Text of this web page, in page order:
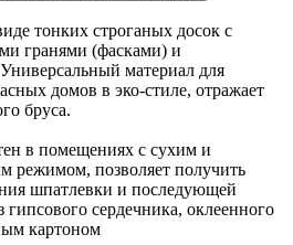
тонких строганых досок с
гранями (фасками) и
материал для
домов в эко-стиле, отражает
бруса.
в помещениях с сухим и
режимом, позволяет получить
шпатлевки и последующей
сердечника, оклеенного
картоном